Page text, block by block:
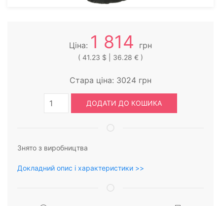
Ціна: 1 814 грн
( 41.23 $ | 36.28 € )
Стара ціна: 3024 грн
ДОДАТИ ДО КОШИКА
Знято з виробництва
Докладний опис і характеристики >>